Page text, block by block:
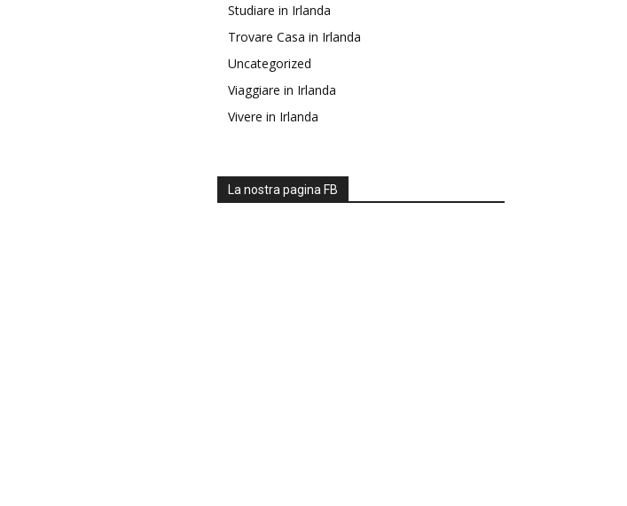
Studiare in Irlanda
Trovare Casa in Irlanda
Uncategorized
Viaggiare in Irlanda
Vivere in Irlanda
La nostra pagina FB